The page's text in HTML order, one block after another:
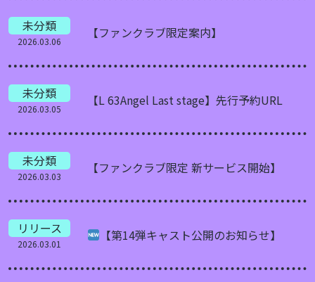
未分類
2026.03.06
【ファンクラブ限定案内】
未分類
2026.03.05
【L 63Angel Last stage】先行予約URL
未分類
2026.03.03
【ファンクラブ限定 新サービス開始】
リリース
2026.03.01
【第14弾キャスト公開のお知らせ】